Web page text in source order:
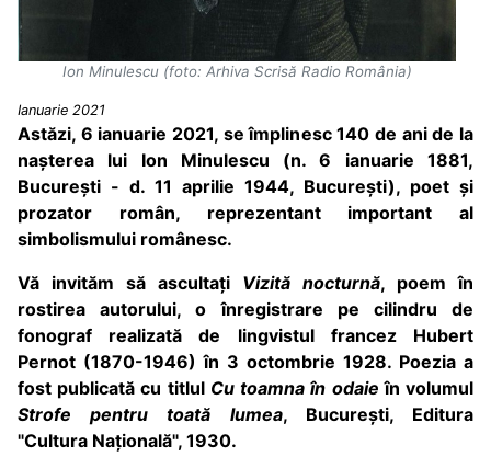
Ion Minulescu (foto: Arhiva Scrisă Radio România)
Ianuarie 2021
Astăzi, 6 ianuarie 2021, se împlinesc 140 de ani de la
nașterea lui Ion Minulescu (n. 6 ianuarie 1881,
București - d. 11 aprilie 1944, București), poet și
prozator român, reprezentant important al
simbolismului românesc.
Vă invităm să ascultați Vizită nocturnă, poem în
rostirea autorului, o înregistrare pe cilindru de
fonograf realizată de lingvistul francez Hubert
Pernot (1870-1946) în 3 octombrie 1928. Poezia a
fost publicată cu titlul Cu toamna în odaie în volumul
Strofe pentru toată lumea, București, Editura
"Cultura Națională", 1930.